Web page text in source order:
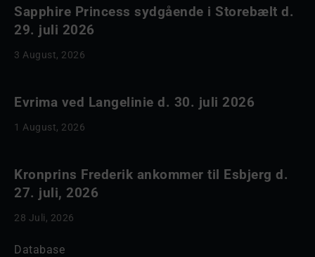
Sapphire Princess sydgående i Storebælt d.
29. juli 2026
3 August, 2026
Evrima ved Langelinie d. 30. juli 2026
1 August, 2026
Kronprins Frederik ankommer til Esbjerg d.
27. juli, 2026
28 Juli, 2026
Database